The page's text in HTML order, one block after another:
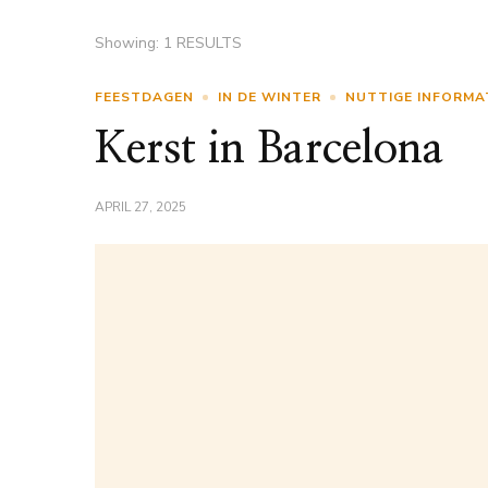
Showing: 1 RESULTS
FEESTDAGEN IN DE WINTER NUTTIGE
Kerst in Barcelona
APRIL 27, 2025